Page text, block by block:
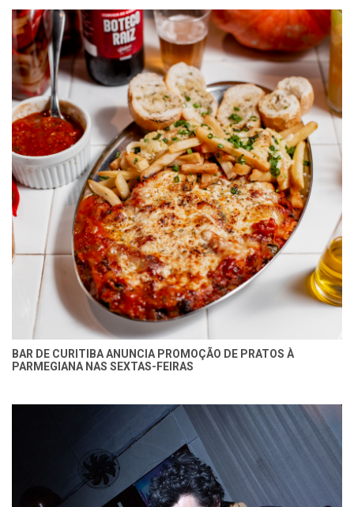
BAR DE CURITIBA ANUNCIA PROMOÇÃO DE PRATOS À
PARMEGIANA NAS SEXTAS-FEIRAS